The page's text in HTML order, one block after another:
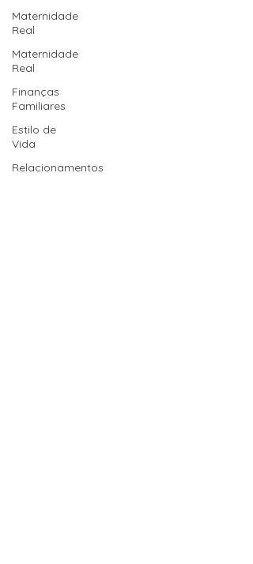
Maternidade
Real
Maternidade
Real
Finanças
Familiares
Estilo de
Vida
Relacionamentos